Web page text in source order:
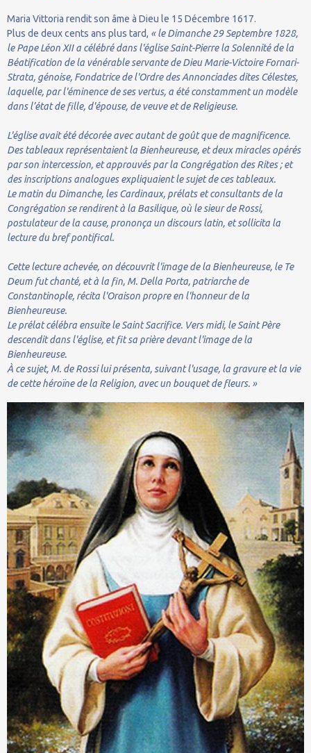
Maria Vittoria rendit son âme à Dieu le 15 Décembre 1617.
Plus de deux cents ans plus tard, « le Dimanche 29 Septembre 1828,
le Pape Léon XII a célébré dans l'église Saint-Pierre la Solennité de la
Béatification de la vénérable servante de Dieu Marie-Victoire Fornari-
Strata, génoise, Fondatrice de l'Ordre des Annonciades dites Célestes,
laquelle, par l'éminence de ses vertus, a été constamment un modèle
dans l’état de fille, d'épouse, de veuve et de Religieuse.
L'église avait été décorée avec autant de goût que de magnificence.
Des tableaux représentaient la Bienheureuse, et deux miracles opérés
par son intercession, et approuvés par la Congrégation des Rites ; et
des inscriptions analogues expliquaient le sujet de ces tableaux.
Le matin du Dimanche, les Cardinaux, prélats et consultants de la
Congrégation se rendirent à la Basilique, où le sieur de Rossi,
postulateur de la cause, prononça un discours latin, et sollicita la
lecture du bref pontifical.
Cette lecture achevée, on découvrit l'image de la Bienheureuse, le Te
Deum fut chanté, et à la fin, M. Della Porta, patriarche de
Constantinople, récita l'Oraison propre en l'honneur de la
Bienheureuse.
Le prélat célébra ensuite le Saint Sacrifice. Vers midi, le Saint Père
descendit dans l'église, et fit sa prière devant l'image de la
Bienheureuse.
À ce sujet, M. de Rossi lui présenta, suivant l'usage, la gravure et la vie
de cette héroïne de la Religion, avec un bouquet de fleurs. »